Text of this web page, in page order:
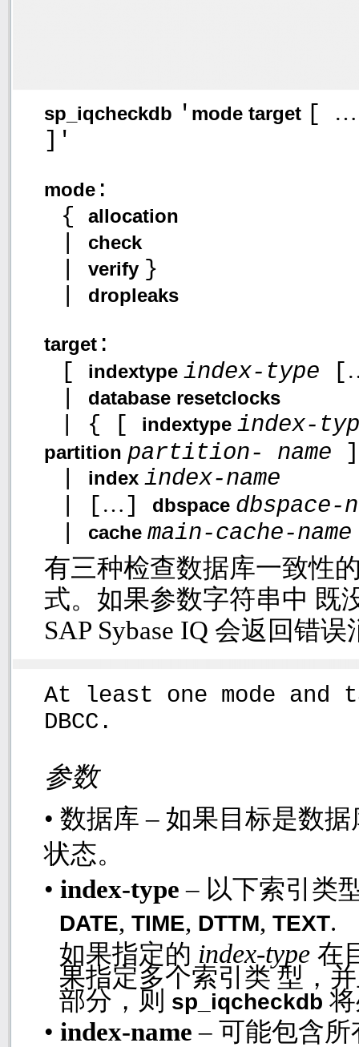
sp_iqcheckdb ' mode target [
]'
mode :
{allocation
check
|verify }
dropleaks
target :
[
indextypeindex-type [
database resetclocks
| { [ indextype index-
partition partition- name
indexindex-name
| […] dbspace dbspace-
cachemain-cache-name
有三种检查数据库一致性
式。如果参数字符串中 既
SAP Sybase IQ 会返回错误
At least one mode
DBCC.
参数
• 数据库 – 如果目标是数
状态。
• index-type– 以下索引类
DATE, TIME, DTTM, TEXT.
如果指定的 index-type 在
果指定多个索引类 型，
部分，则 sp_iqcheckdb
• index-name– 可能包含